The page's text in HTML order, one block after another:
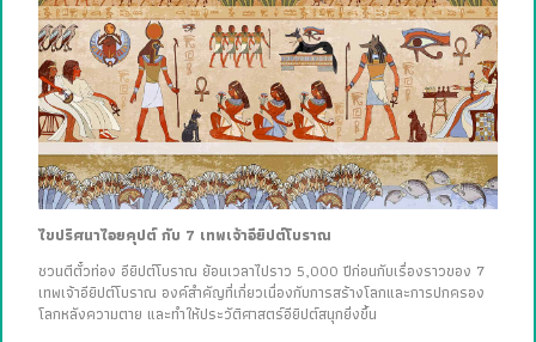
ไขปริศนาไอยคุปต์ กับ 7 เทพเจ้าอียิปต์โบราณ
ชวนตีตั๋วท่อง อียิปต์โบราณ ย้อนเวลาไปราว 5,000 ปีก่อนกับเรื่องราวของ 7
เทพเจ้าอียิปต์โบราณ องค์สำคัญที่เกี่ยวเนื่องกับการสร้างโลกและการปกครอง
โลกหลังความตาย และทำให้ประวัติศาสตร์อียิปต์สนุกยิ่งขึ้น